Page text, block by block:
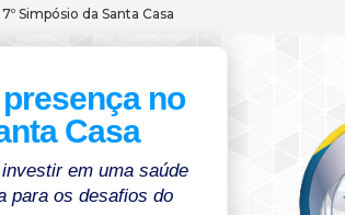
Simpósio da Santa Casa
no
Casa
em uma saúde
para os desafios do